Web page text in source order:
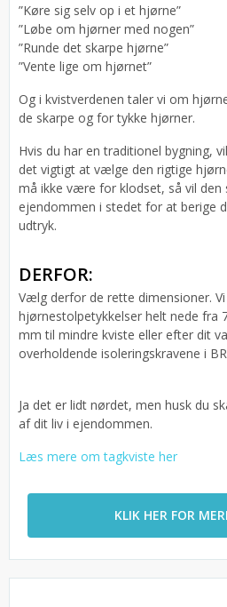
”Køre sig selv op i et hjørne”
”Løbe om hjørner med nogen”
”Runde det skarpe hjørne”
”Vente lige om hjørnet”
Og i kvistverdenen taler vi om
de skarpe og for tykke hjørner.
Hvis du har en traditionel bygning,
det vigtigt at vælge den rigtige
må ikke være for klodset, så vil
ejendommen i stedet for at berige
udtryk.
DERFOR:
Vælg derfor de rette dimensioner.
hjørnestolpetykkelser helt nede fra
mm til mindre kviste eller efter dit
overholdende isoleringskravene i
Ja det er lidt nørdet, men husk du
af dit liv i ejendommen.
Læs mere om tagkviste her
KLIK HER FOR